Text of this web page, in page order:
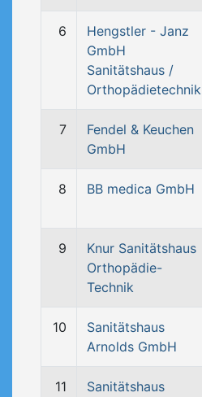
6
Hengstler - Janz
GmbH
Sanitätshaus /
Orthopädietechnik
7
Fendel & Keuchen
GmbH
8 BB medica GmbH
9
Knur Sanitätshaus
Orthopädie-
Technik
10
Sanitätshaus
Arnolds GmbH
11
Sanitätshaus